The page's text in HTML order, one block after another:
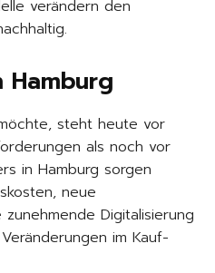
verändern den
steht heute vor
als noch vor
in Hamburg sorgen
neue
Digitalisierung
im Kauf-